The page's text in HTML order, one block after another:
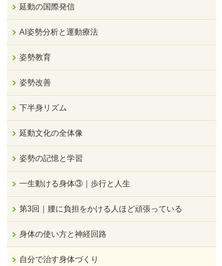
延動の国際発信
AI姿勢分析と運動療法
姿勢教育
姿勢改善
下半身リズム
延動文化の全体像
姿勢の記憶と学習
一生動ける身体③｜歩行と人生
第3回｜腰に負担をかける人ほど頑張っている
身体の使い方と神経回路
自分で治す身体づくり